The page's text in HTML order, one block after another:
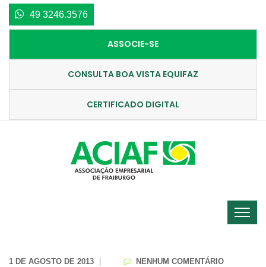
49 3246.3576
ASSOCIE-SE
CONSULTA BOA VISTA EQUIFAZ
CERTIFICADO DIGITAL
1 DE AGOSTO DE 2013 NENHUM COMENTÁRIO